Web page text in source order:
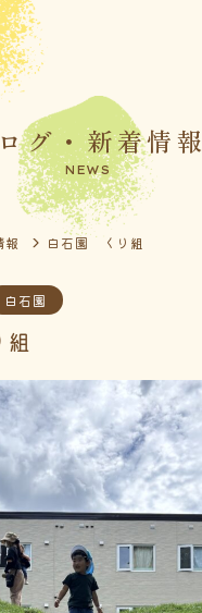
グ・新着情報
NEWS
報 白石園 くり組
白石園